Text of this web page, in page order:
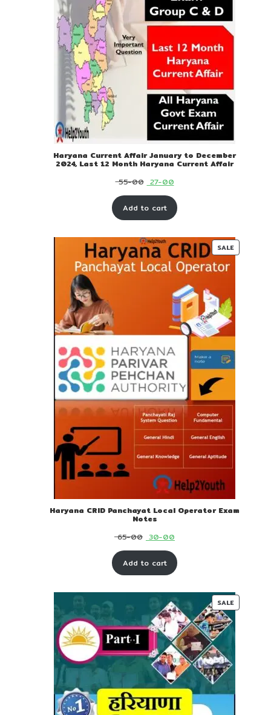
Haryana Current Affair January to December
2024, Last 12 Month Haryana Current Affair
55-00 Original
price
was:
00.
27-00Current
price
is:
00.
Add to cart
SALE
Haryana CRID Panchayat Local Operator Exam
Notes
65-00 Original
price
was:
00.
30-00Current
price
is:
00.
Add to cart
SALE
SALE